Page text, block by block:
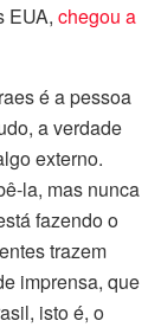
EUA, chegou a
é a pessoa
a verdade
externo.
la, mas nunca
fazendo o
trazem
imprensa, que
isto é, o